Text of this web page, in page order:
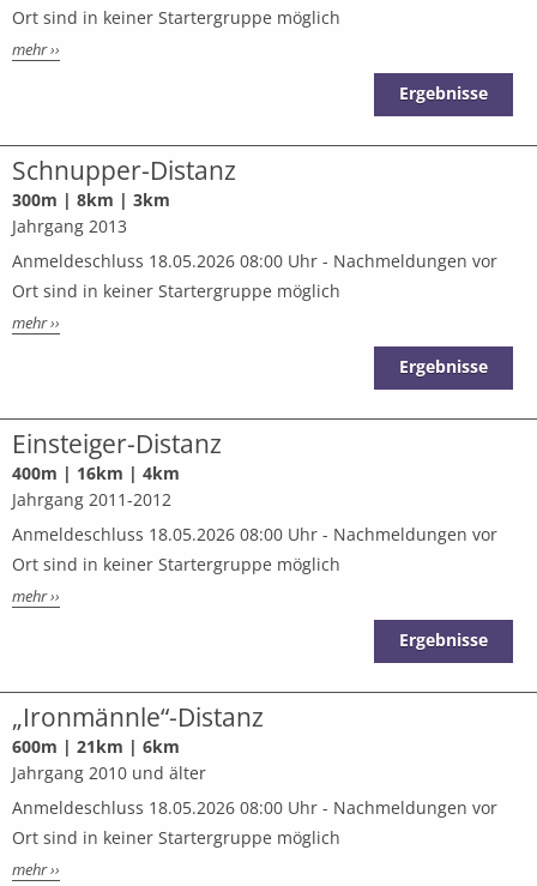
Ort sind in keiner Startergruppe möglich
mehr ››
Ergebnisse
Schnupper-Distanz
300m | 8km | 3km
Jahrgang 2013
Anmeldeschluss 18.05.2026 08:00 Uhr - Nachmeldungen vor
Ort sind in keiner Startergruppe möglich
mehr ››
Ergebnisse
Einsteiger-Distanz
400m | 16km | 4km
Jahrgang 2011-2012
Anmeldeschluss 18.05.2026 08:00 Uhr - Nachmeldungen vor
Ort sind in keiner Startergruppe möglich
mehr ››
Ergebnisse
„Ironmännle“-Distanz
600m | 21km | 6km
Jahrgang 2010 und älter
Anmeldeschluss 18.05.2026 08:00 Uhr - Nachmeldungen vor
Ort sind in keiner Startergruppe möglich
mehr ››